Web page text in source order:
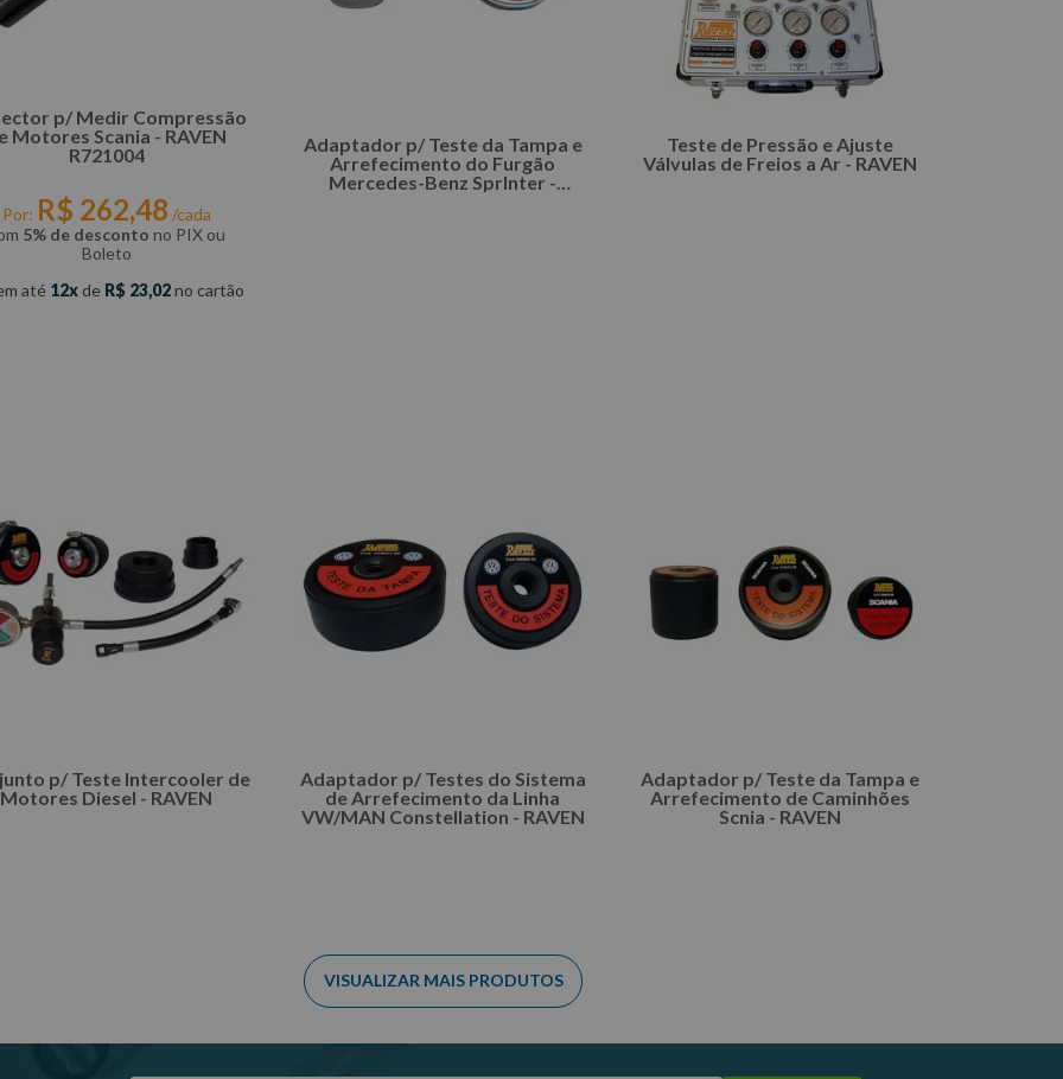
p/ Medir Compressão
Motores Scania - RAVEN
R721004
Por: R$ 262,48 /cada
5% de desconto no PIX ou
Boleto
até 12 de R$ 23,02no cartão
Adaptador p/ Teste da Tampa e
Arrefecimento do Furgão
Mercedes-Benz SprInter -
Teste de Pressão e Ajuste
Válvulas de Freios a Ar - RAVEN
p/ Teste Intercooler de
Motores Diesel - RAVEN
Adaptador p/ Testes do Sistema
de Arrefecimento da Linha
VW/MAN Constellation - RAVEN
Adaptador p/ Teste da Tampa e
Arrefecimento de Caminhões
Scnia - RAVEN